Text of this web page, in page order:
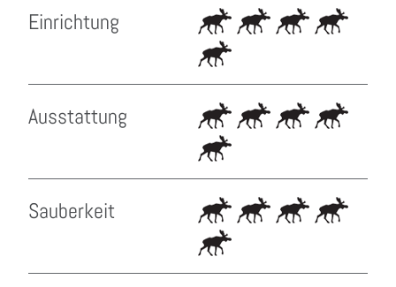
Einrichtung
Ausstattung
Sauberkeit